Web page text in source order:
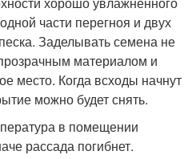
части перегноя и двух
Заделывать семена не
материалом и
место. Когда всходы начнут
можно будет снять.
в помещении
рассада погибнет.